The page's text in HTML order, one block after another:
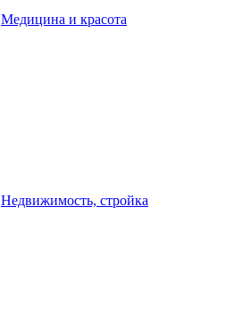
Медицина и красота
Недвижимость, стройка